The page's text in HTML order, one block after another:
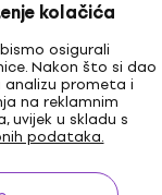
kolačića
osigurali
Nakon što si dao
analizu prometa i
na reklamnim
u skladu s
podataka.